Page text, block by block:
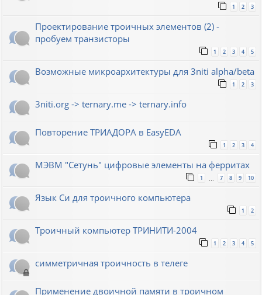
1 2 3
Проектирование троичных элементов (2) -
пробуем транзисторы
1 2 3 4 5
Возможные микроархитектуры для 3niti alpha/beta
1 2 3
3niti.org -> ternary.me -> ternary.info
Повторение ТРИАДОРА в EasyEDA
1 2 3 4
МЭВМ "Сетунь" цифровые элементы на ферритах
1 … 7 8 9 10
Язык Си для троичного компьютера
1 2
Троичный компьютер ТРИНИТИ-2004
1 2 3 4 5
симметричная троичность в телеге
Применение двоичной памяти в троичном